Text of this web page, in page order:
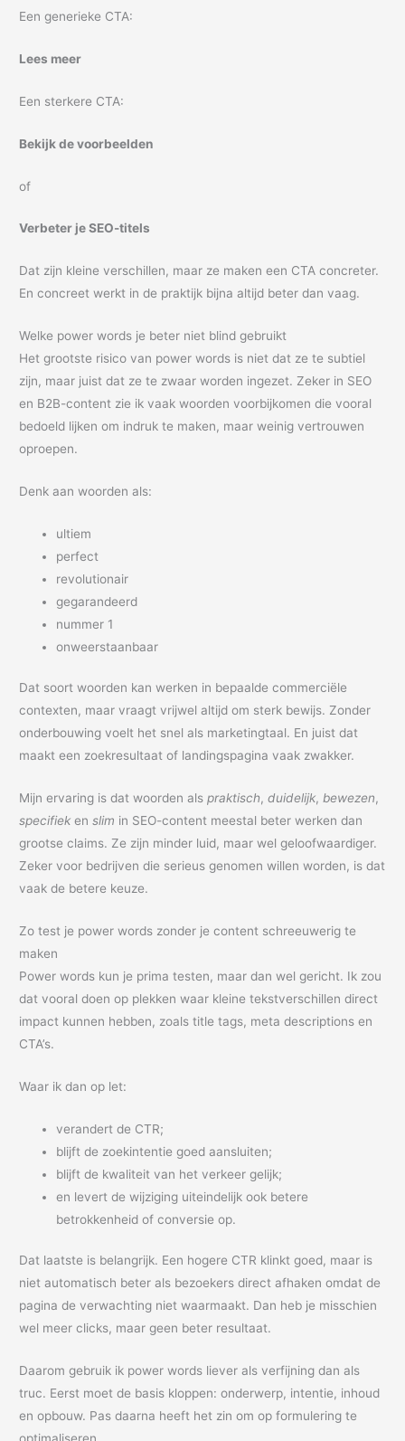
Een generieke CTA:
Lees meer
Een sterkere CTA:
Bekijk de voorbeelden
of
Verbeter je SEO-titels
Dat zijn kleine verschillen, maar ze maken een CTA concreter.
En concreet werkt in de praktijk bijna altijd beter dan vaag.
Welke power words je beter niet blind gebruikt
Het grootste risico van power words is niet dat ze te subtiel
zijn, maar juist dat ze te zwaar worden ingezet. Zeker in SEO
en B2B-content zie ik vaak woorden voorbijkomen die vooral
bedoeld lijken om indruk te maken, maar weinig vertrouwen
oproepen.
Denk aan woorden als:
ultiem
perfect
revolutionair
gegarandeerd
nummer 1
onweerstaanbaar
Dat soort woorden kan werken in bepaalde commerciële
contexten, maar vraagt vrijwel altijd om sterk bewijs. Zonder
onderbouwing voelt het snel als marketingtaal. En juist dat
maakt een zoekresultaat of landingspagina vaak zwakker.
Mijn ervaring is dat woorden alspraktisch,duidelijk,bewezen,
specifiek enslim in SEO-content meestal beter werken dan
grootse claims. Ze zijn minder luid, maar wel geloofwaardiger.
Zeker voor bedrijven die serieus genomen willen worden, is dat
vaak de betere keuze.
Zo test je power words zonder je content schreeuwerig te
maken
Power words kun je prima testen, maar dan wel gericht. Ik zou
dat vooral doen op plekken waar kleine tekstverschillen direct
impact kunnen hebben, zoals title tags, meta descriptions en
CTA’s.
Waar ik dan op let:
verandert de CTR;
blijft de zoekintentie goed aansluiten;
blijft de kwaliteit van het verkeer gelijk;
en levert de wijziging uiteindelijk ook betere
betrokkenheid of conversie op.
Dat laatste is belangrijk. Een hogere CTR klinkt goed, maar is
niet automatisch beter als bezoekers direct afhaken omdat de
pagina de verwachting niet waarmaakt. Dan heb je misschien
wel meer clicks, maar geen beter resultaat.
Daarom gebruik ik power words liever als verfijning dan als
truc. Eerst moet de basis kloppen: onderwerp, intentie, inhoud
en opbouw. Pas daarna heeft het zin om op formulering te